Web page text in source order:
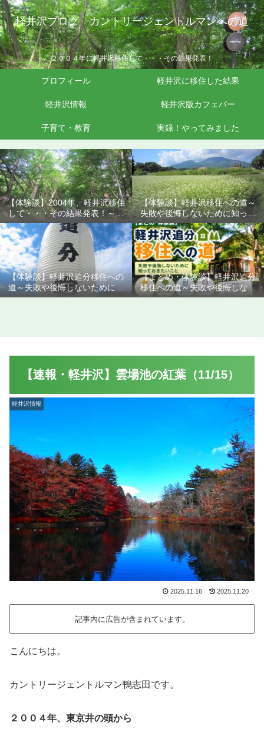
軽井沢ブログ カントリージェントルマンへの道
２００４年に軽井沢移住して・・・その結果発表！
プロフィール 軽井沢に移住した結果
軽井沢情報 軽井沢版カフェバー
子育て・教育 実録！やってみました
【体験談】2004年、軽井沢移住
して・・・その結果発表！～失
敗や後悔しないために知ってお
きたいこと
【体験談】軽井沢移住への道～
失敗や後悔しないために知って
おきたいこと
【体験談】軽井沢追分移住への
道～失敗や後悔しないために知
っておきたいこと
【まとめ・体験談】軽井沢追分
移住への道～失敗や後悔しない
ために知っておきたいこと
【速報・軽井沢】雲場池の紅葉（11/15）
軽井沢情報
2025.11.16 2025.11.20
記事内に広告が含まれています。
こんにちは。
カントリージェントルマン鴨志田です。
２００４年、東京井の頭から